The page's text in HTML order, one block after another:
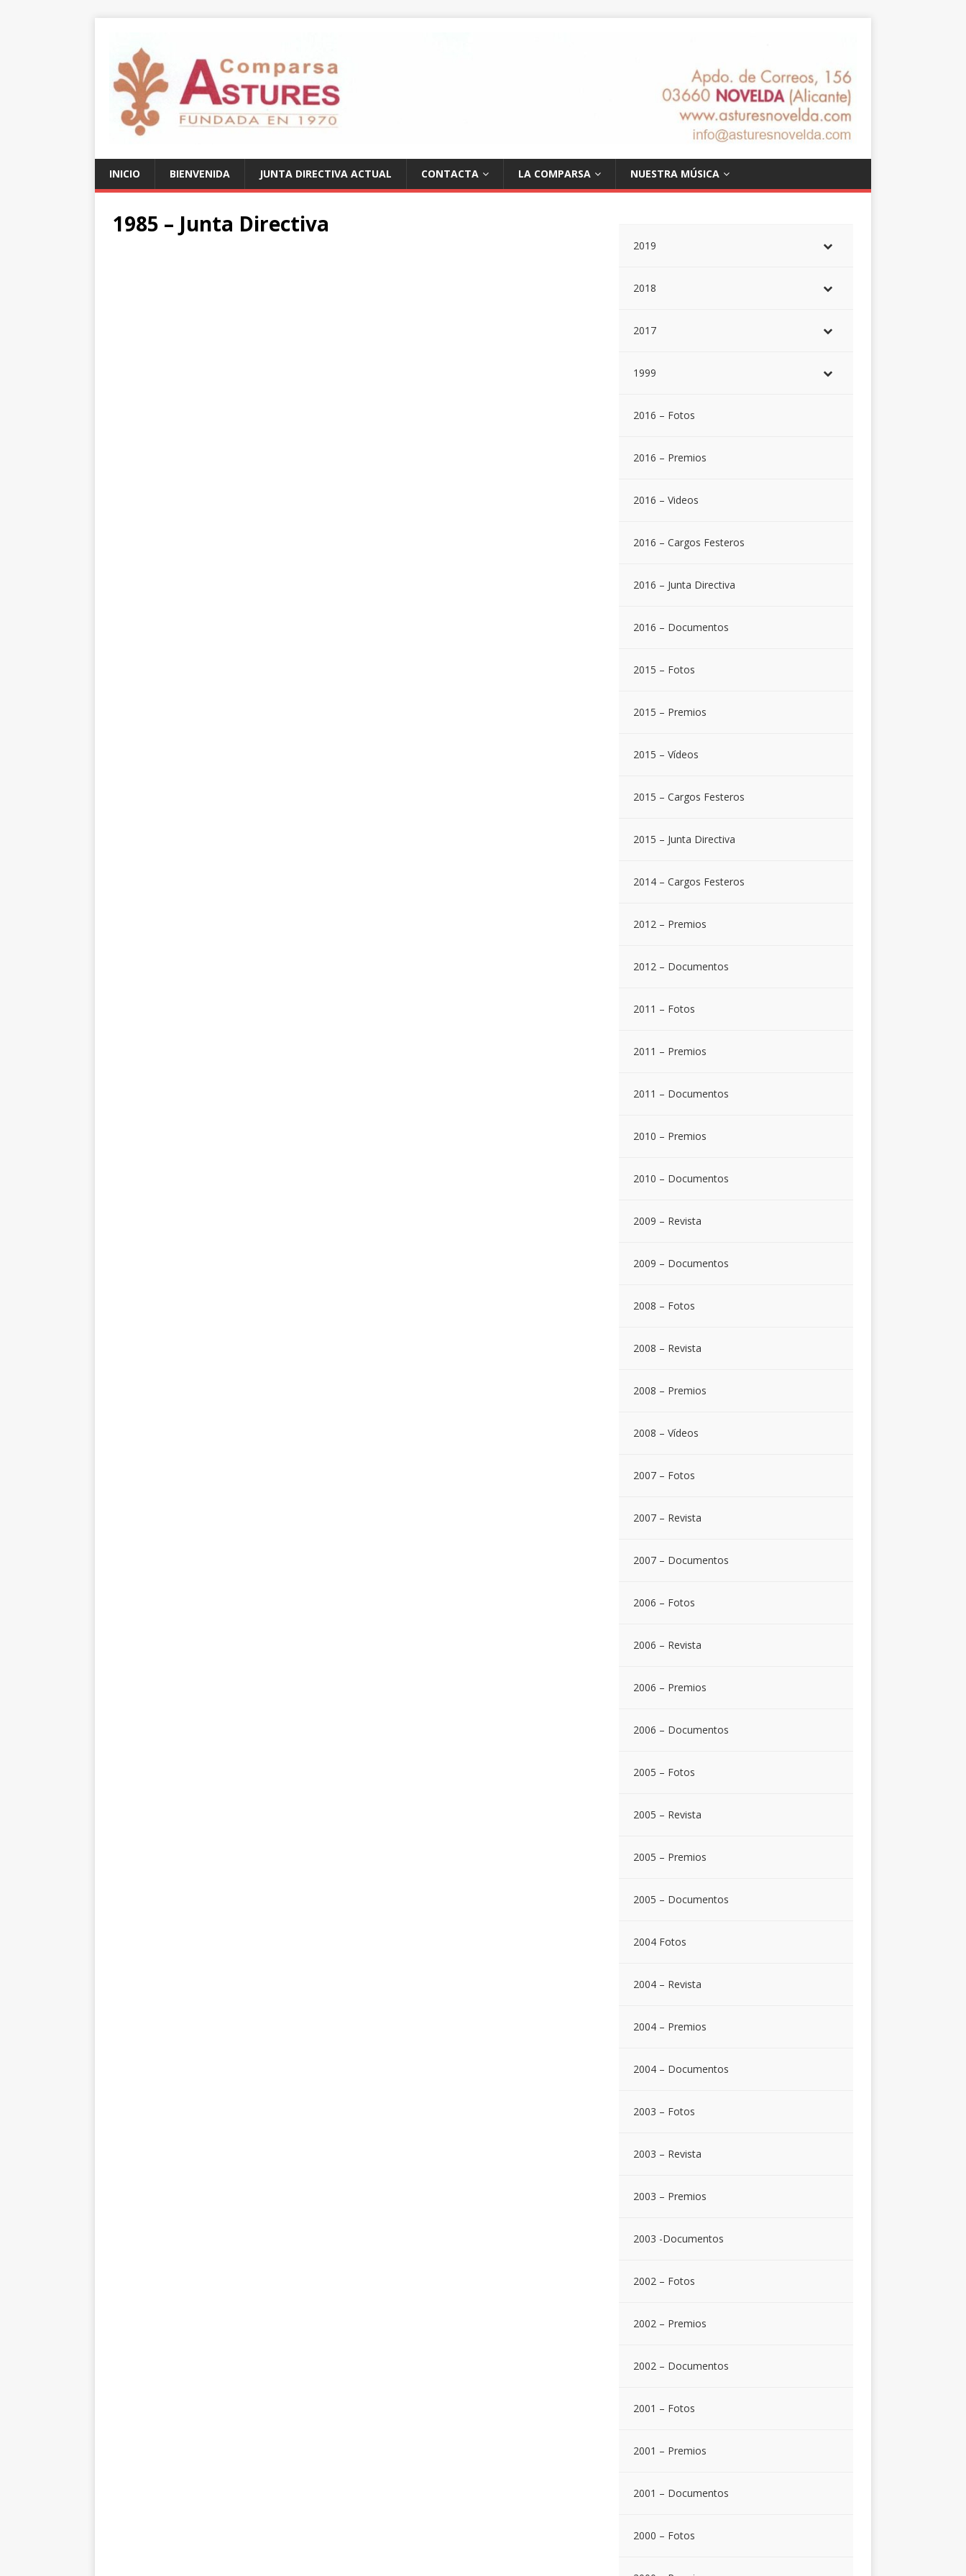
INICIO BIENVENIDA JUNTA DIRECTIVA ACTUAL CONTACTA LA COMPARSA NUESTRA MÚSICA
1985 – Junta Directiva
2019
2018
2017
1999
2016 – Fotos
2016 – Premios
2016 – Videos
2016 – Cargos Festeros
2016 – Junta Directiva
2016 – Documentos
2015 – Fotos
2015 – Premios
2015 – Vídeos
2015 – Cargos Festeros
2015 – Junta Directiva
2014 – Cargos Festeros
2012 – Premios
2012 – Documentos
2011 – Fotos
2011 – Premios
2011 – Documentos
2010 – Premios
2010 – Documentos
2009 – Revista
2009 – Documentos
2008 – Fotos
2008 – Revista
2008 – Premios
2008 – Vídeos
2007 – Fotos
2007 – Revista
2007 – Documentos
2006 – Fotos
2006 – Revista
2006 – Premios
2006 – Documentos
2005 – Fotos
2005 – Revista
2005 – Premios
2005 – Documentos
2004 Fotos
2004 – Revista
2004 – Premios
2004 – Documentos
2003 – Fotos
2003 – Revista
2003 – Premios
2003 -Documentos
2002 – Fotos
2002 – Premios
2002 – Documentos
2001 – Fotos
2001 – Premios
2001 – Documentos
2000 – Fotos